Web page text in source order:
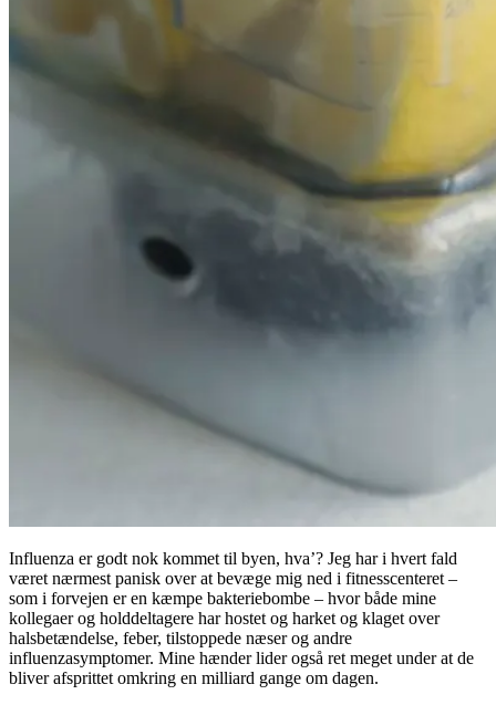
Influenza er godt nok kommet til byen, hva’? Jeg har i hvert fald
været nærmest panisk over at bevæge mig ned i fitnesscenteret –
som i forvejen er en kæmpe bakteriebombe – hvor både mine
kollegaer og holddeltagere har hostet og harket og klaget over
halsbetændelse, feber, tilstoppede næser og andre
influenzasymptomer. Mine hænder lider også ret meget under at de
bliver afsprittet omkring en milliard gange om dagen.